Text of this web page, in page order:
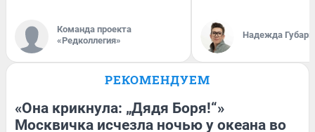
Команда проекта
«Редколлегия»
Надежда Губарь
РЕКОМЕНДУЕМ
«Она крикнула: „Дядя Боря!“»
Москвичка исчезла ночью у океана во